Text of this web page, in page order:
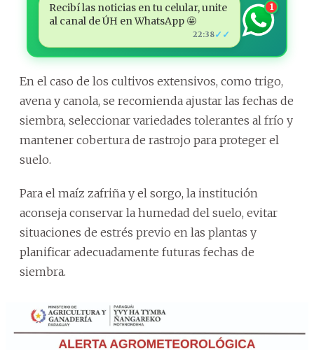
Recibí las noticias en tu celular, unite
al canal de ÚH en WhatsApp 🤩
22:38✓✓
1
En el caso de los cultivos extensivos, como trigo,
avena y canola, se recomienda ajustar las fechas de
siembra, seleccionar variedades tolerantes al frío y
mantener cobertura de rastrojo para proteger el
suelo.
Para el maíz zafriña y el sorgo, la institución
aconseja conservar la humedad del suelo, evitar
situaciones de estrés previo en las plantas y
planificar adecuadamente futuras fechas de
siembra.